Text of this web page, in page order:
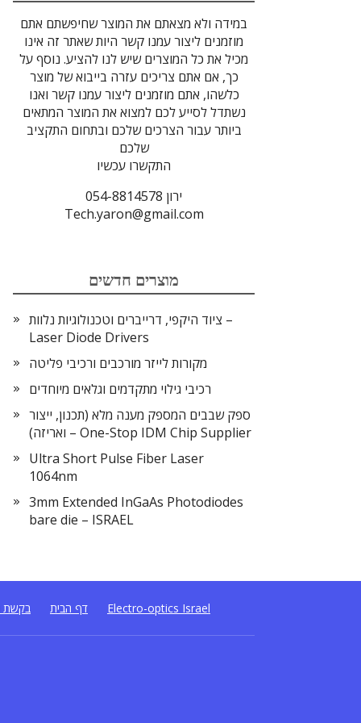
במידה ולא מצאתם את המוצר שחיפשתם אתם
מוזמנים ליצור עמנו קשר היות שאתר זה אינו
מכיל את כל המוצרים שיש לנו להציע. נוסף על
כך, אם אתם צריכים עזרה בייבוא של מוצר
כלשהו, אתם מוזמנים ליצור עמנו קשר ואנו
נשתדל לסייע לכם למצוא את המוצר המתאים
ביותר עבור הצרכים שלכם ובתחום התקציב
שלכם
התקשרו עכשיו
ירון 054-8814578
Tech.yaron@gmail.com
מוצרים חדשים
ציוד היקפי, דרייברים וטכנולוגיות נלוות –
Laser Diode Drivers
מקורות לייזר מורכבים ורכיבי פליטה
רכיבי גילוי מתקדמים וגלאים מיוחדים
ספק שבבים המספק מענה מלא (תכנון, ייצור
ואריזה) – One-Stop IDM Chip Supplier
Ultra Short Pulse Fiber Laser
1064nm
3mm Extended InGaAs Photodiodes
bare die – ISRAEL
בקשת דף הבית Electro-optics Israel